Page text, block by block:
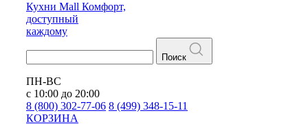
Кухни Mall Комфорт,
доступный
каждому
Поиск
ПН-ВС
с 10:00 до 20:00
8 (800) 302-77-06 8 (499) 348-15-11
КОРЗИНА